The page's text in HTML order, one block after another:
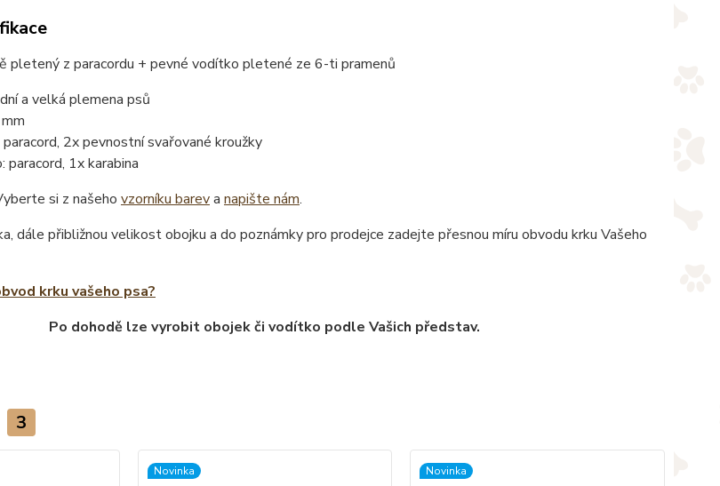
pletený z paracordu + pevné vodítko pletené ze 6-ti pramenů
a velká plemena psů
2x pevnostní svařované kroužky
1x karabina
si z našeho vzorníku bareva napište nám.
dále přibližnou velikost obojku a do poznámky pro prodejce zadejte přesnou míru obvodu krku Vašeho
krku vašeho psa?
Po dohodě lze vyrobit obojek či vodítko podle Vašich představ.
3
Novinka Novinka